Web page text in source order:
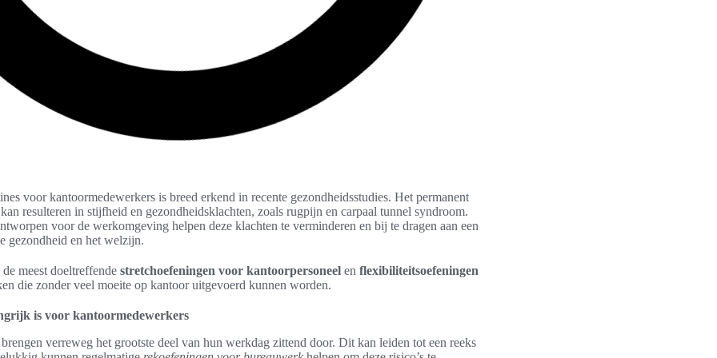
voor kantoormedewerkers is breed erkend in recente gezondheidsstudies. Het permanent
resulteren in stijfheid en gezondheidsklachten, zoals rugpijn en carpaal tunnel syndroom.
voor de werkomgeving helpen deze klachten te verminderen en bij te dragen aan een
gezondheid en het welzijn.
meest doeltreffende stretchoefeningen voor kantoorpersoneel en flexibiliteitsoefeningen
die zonder veel moeite op kantoor uitgevoerd kunnen worden.
is voor kantoormedewerkers
verreweg het grootste deel van hun werkdag zittend door. Dit kan leiden tot een reeks